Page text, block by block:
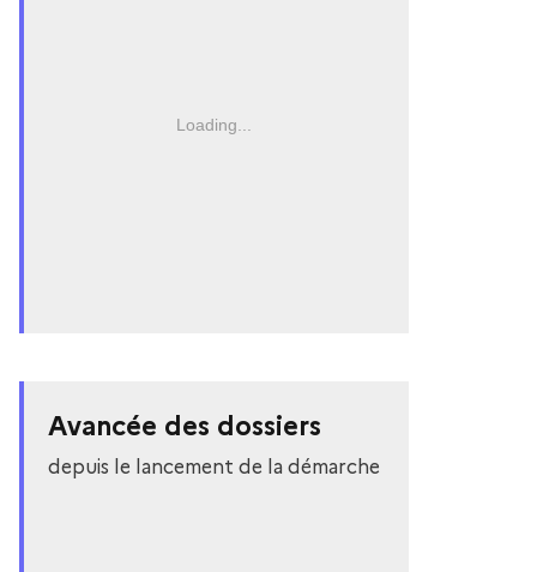
Loading...
Avancée des dossiers
depuis le lancement de la démarche